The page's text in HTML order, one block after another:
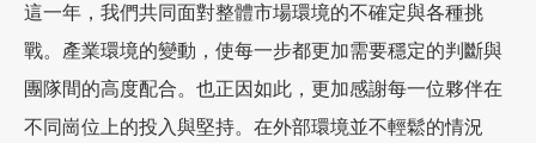
這一年，我們共同面對整體市場環境的不確定與各種挑
戰。產業環境的變動，使每一步都更加需要穩定的判斷與
團隊間的高度配合。也正因如此，更加感謝每一位夥伴在
不同崗位上的投入與堅持。在外部環境並不輕鬆的情況